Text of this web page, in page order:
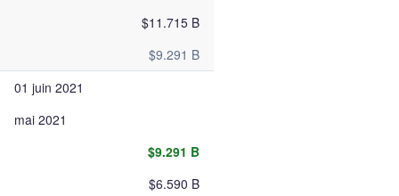
$11.715 B
$9.291 B
01 juin 2021
mai 2021
$9.291 B
$6.590 B